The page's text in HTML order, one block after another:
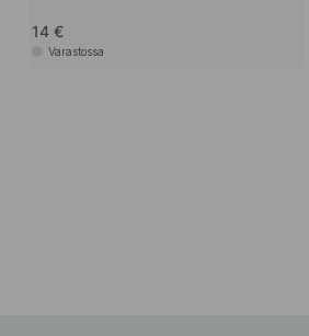
14
Varastossa